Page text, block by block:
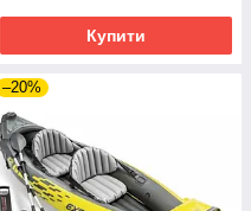
Купити
–20%